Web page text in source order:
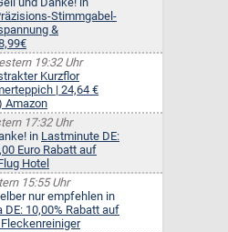
Stimmgabel-
&
19:32 Uhr
Kurzflor
| 24,64 €
Amazon
17:32 Uhr
in Lastminute DE:
Euro Rabatt auf
Hotel
15:55 Uhr
nur empfehlen in
DE: 10,00% Rabatt auf